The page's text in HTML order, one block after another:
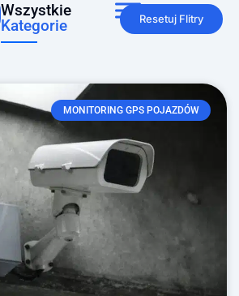
MONITORING GPS POJAZDÓW
Wszystkie
Kategorie
Resetuj Flitry